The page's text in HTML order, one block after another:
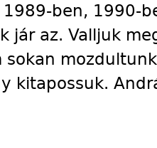
ben, 1990-
jár az. Valljuk
sokan
kitapossuk.